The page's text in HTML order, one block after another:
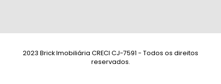
2023 Brick Imobiliária CRECI CJ-7591 - Todos os direitos
reservados.